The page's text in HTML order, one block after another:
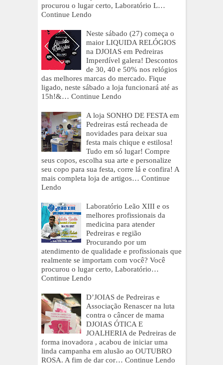
procurou o lugar certo, Laboratório L…
Continue Lendo
Neste sábado (27) começa o
maior LIQUIDA RELÓGIOS
na DJOIAS em Pedreiras
Imperdível galera! Descontos
de 30, 40 e 50% nos relógios
das melhores marcas do mercado. Fique
ligado, neste sábado a loja funcionará até as
15h!&… Continue Lendo
A loja SONHO DE FESTA em
Pedreiras está recheada de
novidades para deixar sua
festa mais chique e estilosa!
Tudo em só lugar! Compre
seus copos, escolha sua arte e personalize
seu copo para sua festa, corre lá e confira! A
mais completa loja de artigos… Continue
Lendo
Laboratório Leão XIII e os
melhores profissionais da
medicina para atender
Pedreiras e região
Procurando por um
atendimento de qualidade e profissionais que
realmente se importam com você? Você
procurou o lugar certo, Laboratório…
Continue Lendo
D’JOIAS de Pedreiras e
Associação Renascer na luta
contra o câncer de mama
DJOIAS ÓTICA E
JOALHERIA de Pedreiras de
forma inovadora , acabou de iniciar uma
linda campanha em alusão ao OUTUBRO
ROSA. A fim de dar cor… Continue Lendo